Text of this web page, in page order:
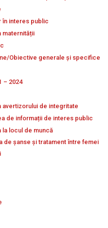
în interes public
maternității
Obiective generale și specifice
– 2024
avertizorului de integritate
de informații de interes public
la locul de muncă
de șanse și tratament între femei